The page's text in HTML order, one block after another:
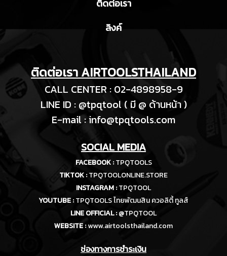
ติดต่อเรา
ลิงค์
ติดต่อเรา AIRTOOLSTHAILAND
CALL CENTER : 02-4898958-9
LINE ID : @tpqtool ( มี @ ด้านหน้า )
E-mail :info@tpqtools.com
SOCIAL MEDIA
FACEBOOK : TPQTOOLS
TIKTOK :TPQTOOLONLINE.STORE
INSTAGRAM :TPQTOOL
YOUTUBE :TPQTOOLS ไทยพัฒนสิน ควอลิตี้ ทูลส์
LINE OFFICIAL :@TPQTOOL
WEBSITE :www.airtoolsthailand.com
ช่องทางการชำระเงิน